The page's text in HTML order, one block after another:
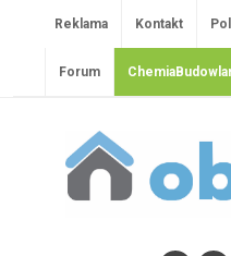
Reklama Kontakt
Forum